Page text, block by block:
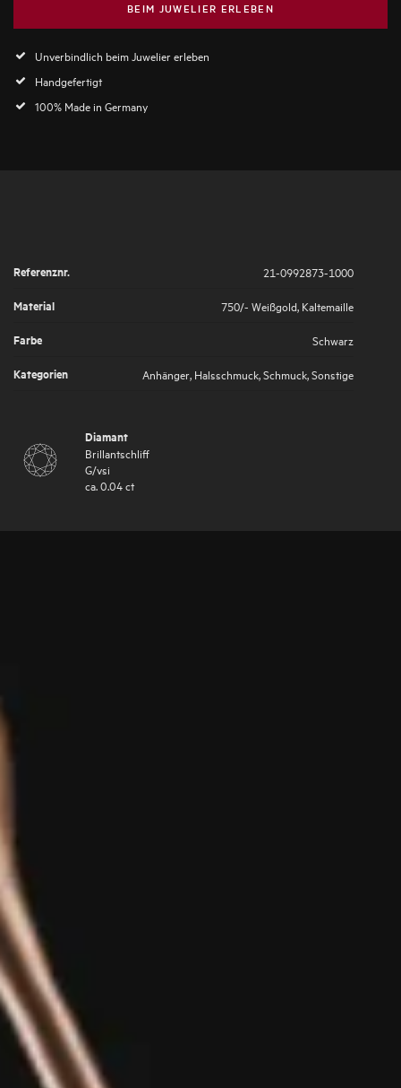
BEIM JUWELIER ERLEBEN
Unverbindlich beim Juwelier erleben
Handgefertigt
100% Made in Germany
Referenznr.
21-0992873-1000
Material
750/- Weißgold, Kaltemaille
Farbe
Schwarz
Kategorien
Anhänger, Halsschmuck,Schmuck,Sonstige
Diamant
Brillantschliff
G/vsi
ca.0.04ct